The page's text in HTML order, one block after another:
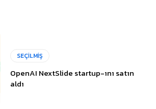
SEÇİLMİŞ
OpenAI NextSlide startup-ını satın
aldı